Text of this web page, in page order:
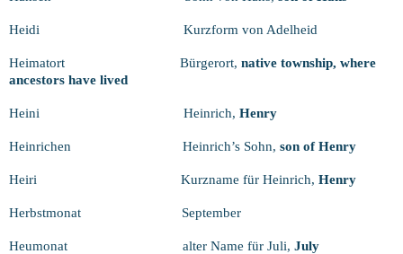
Heidi Kurzform von Adelheid
Heimatort Bürgerort, native township, where
ancestors have lived
Heini Heinrich, Henry
Heinrichen Heinrich’s Sohn, son of Henry
Heiri Kurzname für Heinrich, Henry
Herbstmonat September
Heumonat alter Name für Juli, July